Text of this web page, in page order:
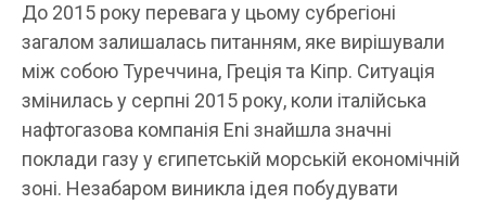
До 2015 року перевага у цьому субрегіоні
загалом залишалась питанням, яке вирішували
між собою Туреччина, Греція та Кіпр. Ситуація
змінилась у серпні 2015 року, коли італійська
нафтогазова компанія Eni знайшла значні
поклади газу у єгипетській морській економічній
зоні. Незабаром виникла ідея побудувати